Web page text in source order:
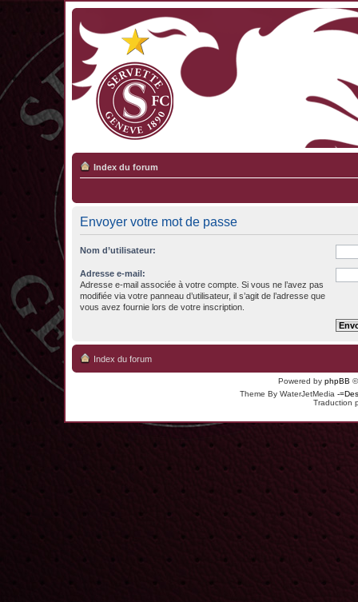
Index du forum
Envoyer votre mot de passe
Nom d’utilisateur:
Adresse e-mail:
Adresse e-mail associée à votre compte. Si vous ne l’avez pas
modifiée via votre panneau d’utilisateur, il s’agit de l’adresse que
vous avez fournie lors de votre inscription.
Index du forum
Powered by phpBB
Theme By WaterJetMedia -
Traduction